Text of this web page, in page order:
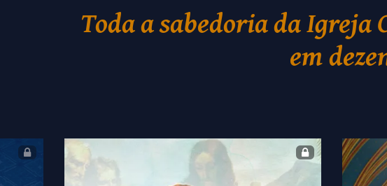
Toda a sabedoria da Igreja
em